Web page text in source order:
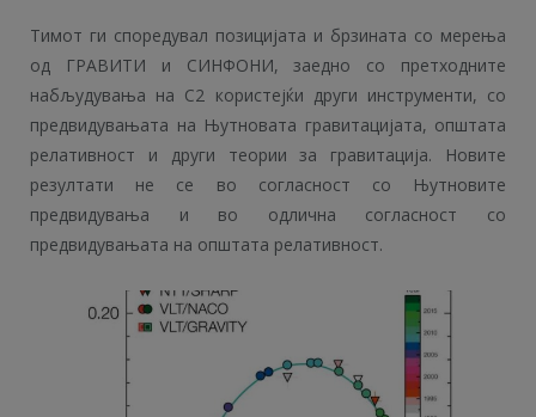
Тимот ги споредувал позицијата и брзината со мерења
од ГРАВИТИ и СИНФОНИ, заедно со претходните
набљудувања на С2 користејќи други инструменти, со
предвидувањата на Њутновата гравитацијата, општата
релативност и други теории за гравитација. Новите
резултати не се во согласност со Њутновите
предвидувања и во одлична согласност со
предвидувањата на општата релативност.